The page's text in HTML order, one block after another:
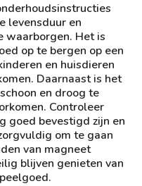
levensduur en
waarborgen. Het is
op te bergen op een
en huisdieren
Daarnaast is het
en droog te
Controleer
goed bevestigd zijn en
om te gaan
van magneet
blijven genieten van